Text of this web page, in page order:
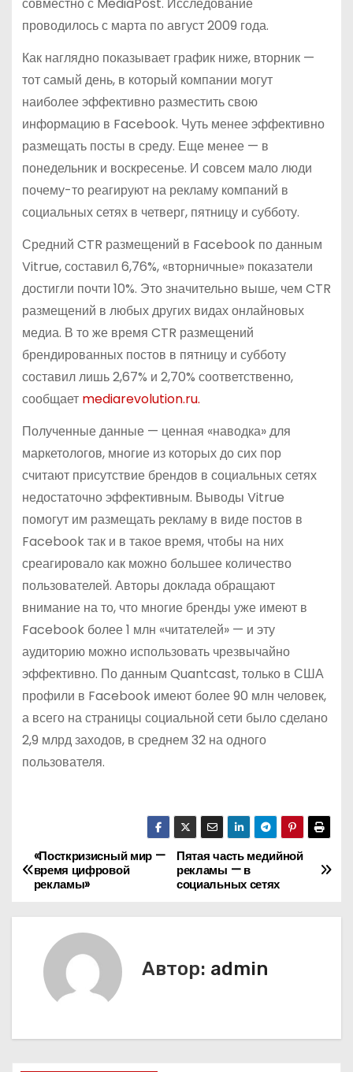
совместно с MediaPost. Исследование
проводилось с марта по август 2009 года.
Как наглядно показывает график ниже, вторник —
тот самый день, в который компании могут
наиболее эффективно разместить свою
информацию в Facebook. Чуть менее эффективно
размещать посты в среду. Еще менее — в
понедельник и воскресенье. И совсем мало люди
почему-то реагируют на рекламу компаний в
социальных сетях в четверг, пятницу и субботу.
Средний CTR размещений в Facebook по данным
Vitrue, составил 6,76%, «вторничные» показатели
достигли почти 10%. Это значительно выше, чем CTR
размещений в любых других видах онлайновых
медиа. В то же время CTR размещений
брендированных постов в пятницу и субботу
составил лишь 2,67% и 2,70% соответственно,
сообщает mediarevolution.ru.
Полученные данные — ценная «наводка» для
маркетологов, многие из которых до сих пор
считают присутствие брендов в социальных сетях
недостаточно эффективным. Выводы Vitrue
помогут им размещать рекламу в виде постов в
Facebook так и в такое время, чтобы на них
среагировало как можно большее количество
пользователей. Авторы доклада обращают
внимание на то, что многие бренды уже имеют в
Facebook более 1 млн «читателей» — и эту
аудиторию можно использовать чрезвычайно
эффективно. По данным Quantcast, только в США
профили в Facebook имеют более 90 млн человек,
а всего на страницы социальной сети было сделано
2,9 млрд заходов, в среднем 32 на одного
пользователя.
Н
а
ц
Пятая часть медийной
рекламы — в
социальных сетях
«Посткризисный мир —
время цифровой
рекламы»
Автор: admin